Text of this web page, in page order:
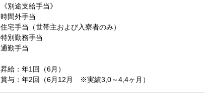
《別途支給手当》
時間外手当
住宅手当（世帯主および入寮者のみ）
特別勤務手当
通勤手当
昇給：年1回（6月）
賞与：年2回（6月12月 ※実績3,0～4,4ヶ月）